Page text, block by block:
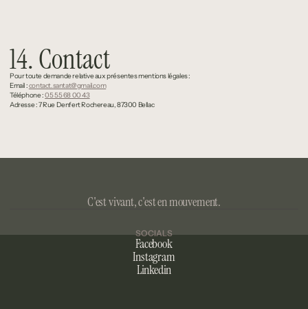
14. Contact
Pour toute demande relative aux présentes mentions légales :
Email : contact.santat@gmail.com
Téléphone : 05 55 68 00 43
Adresse : 7 Rue Denfert Rochereau, 87300 Bellac
C'est vivant, c'est en mouvement.
SOCIALS
Facebook
Instagram
Linkedin